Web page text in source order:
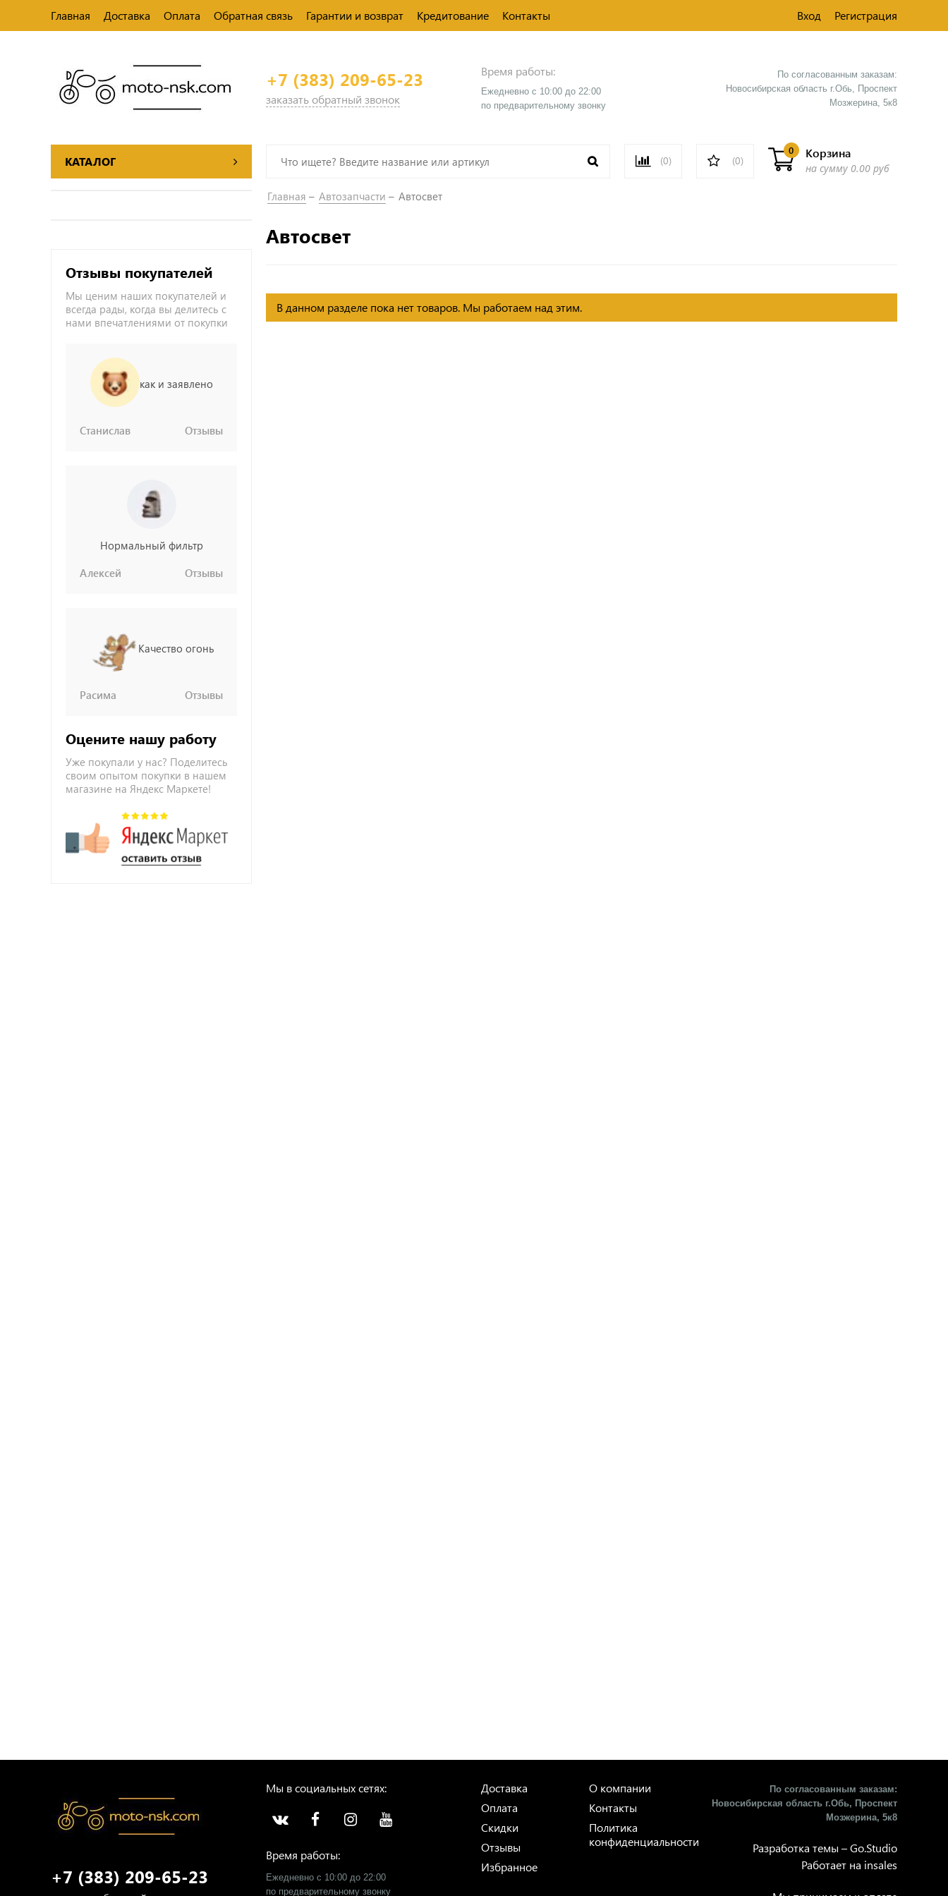
Главная Доставка Оплата Обратная связь Гарантии и возврат Кредитование Контакты Вход Регистрация
+7 (383) 209-65-23
заказать обратный звонок
Время работы:
Ежедневно с 10:00 до 22:00
​по предварительному звонку
По согласованным заказам:
Новосибирская область г.Обь, Проспект
Мозжерина, 5к8​
КАТАЛОГ (0) (0)
Корзина
0
на сумму 0.00 руб
Отзывы покупателей
Мы ценим наших покупателей и
всегда рады, когда вы делитесь с
нами впечатлениями от покупки
как и заявлено
Станислав Отзывы
Нормальный фильтр
Алексей
Отзывы
Качество огонь
Расима Отзывы
Оцените нашу работу
Уже покупали у нас? Поделитесь
своим опытом покупки в нашем
магазине на Яндекс Маркете!
Главная Автозапчасти Автосвет
Автосвет
В данном разделе пока нет товаров. Мы работаем над этим.
+7 (383) 209-65-23
Мы в социальных сетях:
Время работы:
Ежедневно с 10:00 до 22:00
​по предварительному звонку
Доставка
Оплата
Скидки
Отзывы
Избранное
О компании
Контакты
Политика
конфиденциальности
По согласованным заказам:
Новосибирская область г.Обь, Проспект
Мозжерина, 5к8​
Разработка темы –Go.Studio
Работает на insales